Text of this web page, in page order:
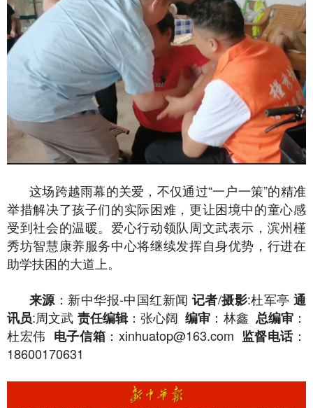
这场跨越雨幕的关爱，不仅通过“一户一策”的精准
举措解决了孩子们的实际困难，更让困境中的童心感
受到社会的温暖。爱心行动领队周文武表示，滨州槿
秀坊智慧康养服务中心将继续发挥自身优势，行进在
助学扶困的大道上。
来源 ：新中华报-中国红新闻 记者/摄影:杜军亭通
讯员:周文武 责任编辑：张心阔编审 ：林鑫 总编审 ：
杜宏伟 电子信箱 ：xinhuatop@163.com 监督电话 ：
18600170631